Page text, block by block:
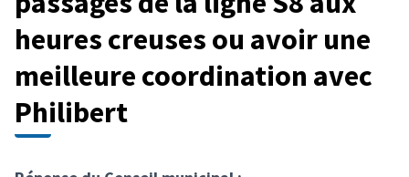
heures creuses ou avoir une
meilleure coordination avec
Philibert